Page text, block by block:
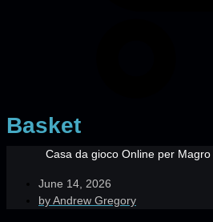
Basket
Casa da gioco Online per
June 14, 2026
byAndrew Gregory